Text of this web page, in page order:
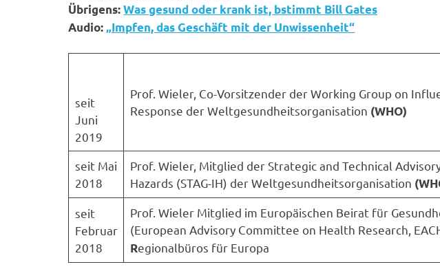
Übrigens:Was gesund oder krank ist, bstimmt Bill Gates
Audio: „Impfen, das Geschäft mit der Unwissenheit“
seit
Juni
2019
Prof. Wieler, Co-Vorsitzender der Working Group on
Response der Weltgesundheitsorganisation (WHO)
seit Mai
2018
Prof. Wieler, Mitglied der Strategic and Technical
Hazards (STAG-IH) der Welt­gesund­heits­organisation
seit
Februar
2018
Prof. Wieler Mitglied im Europäischen Beirat für
(European Advisory Committee on Health Research,
Regionalbüros für Europa